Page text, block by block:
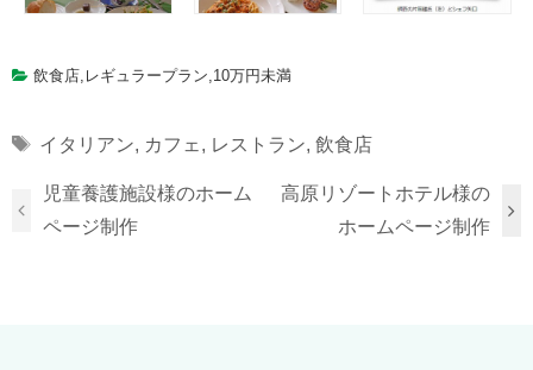
飲食店 レギュラープラン 10万円未満
Tags
イタリアン, カフェ , レストラン, 飲食店
児童養護施設様のホーム
ページ制作
高原リゾートホテル様の
ホームページ制作